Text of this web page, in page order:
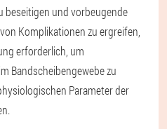
beseitigen und vorbeugende
Komplikationen zu ergreifen,
erforderlich, um
Bandscheibengewebe zu
Parameter der